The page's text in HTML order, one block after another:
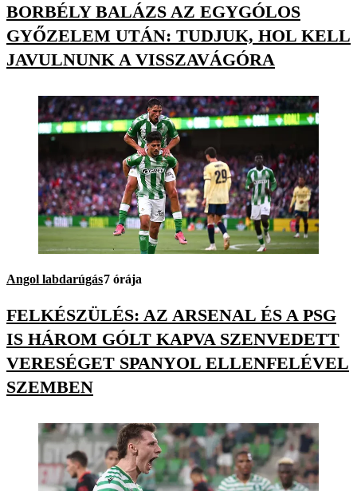
BORBÉLY BALÁZS AZ EGYGÓLOS
GYŐZELEM UTÁN: TUDJUK, HOL KELL
JAVULNUNK A VISSZAVÁGÓRA
Angol labdarúgás7 órája
FELKÉSZÜLÉS: AZ ARSENAL ÉS A PSG
IS HÁROM GÓLT KAPVA SZENVEDETT
VERESÉGET SPANYOL ELLENFELÉVEL
SZEMBEN